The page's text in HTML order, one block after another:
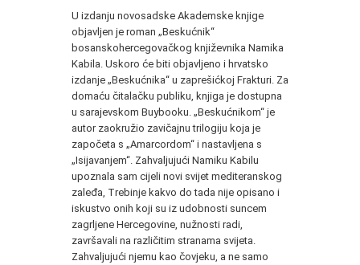
U izdanju novosadske Akademske knjige
objavljen je roman „Beskućnik“
bosanskohercegovačkog književnika Namika
Kabila. Uskoro će biti objavljeno i hrvatsko
izdanje „Beskućnika“ u zaprešićkoj Frakturi. Za
domaću čitalačku publiku, knjiga je dostupna
u sarajevskom Buybooku. „Beskućnikom“ je
autor zaokružio zavičajnu trilogiju koja je
započeta s „Amarcordom“ i nastavljena s
„Isijavanjem“. Zahvaljujući Namiku Kabilu
upoznala sam cijeli novi svijet mediteranskog
zaleđa, Trebinje kakvo do tada nije opisano i
iskustvo onih koji su iz udobnosti suncem
zagrljene Hercegovine, nužnosti radi,
završavali na različitim stranama svijeta.
Zahvaljujući njemu kao čovjeku, a ne samo